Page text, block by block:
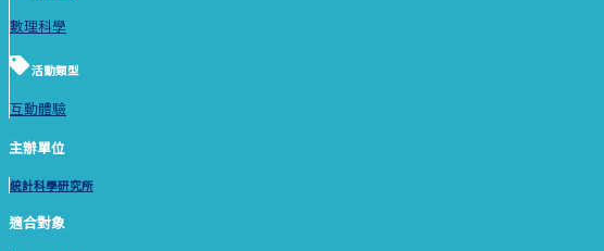
數理科學
活動類型
互動體驗
主辦單位
統計科學研究所
適合對象